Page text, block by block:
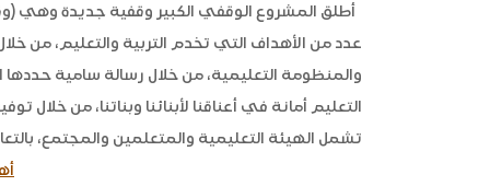
أطلق المشروع الوقفي الكبير وقفية جديدة وهي
عدد من الأهداف التي تخدم التربية والتعليم، من
والمنظومة التعليمية، من خلال رسالة سامية حددها
التعليم أمانة في أعناقنا لأبنائنا وبناتنا، من خلال
تشمل الهيئة التعليمية والمتعلمين والمجتمع،